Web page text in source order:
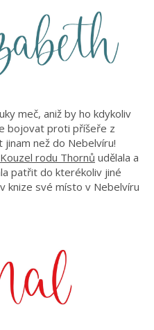
meč, aniž by ho kdykoliv
bojovat proti příšeře z
než do Nebelvíru!
Kouzel rodu Thornů udělala a
patřit do kterékoliv jiné
knize své místo v Nebelvíru